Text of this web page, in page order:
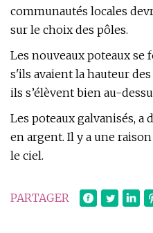
communautés locales
sur le choix des pôles.
Les nouveaux poteaux se
s'ils avaient la hauteur
ils s’élèvent bien au-
Les poteaux galvanisés, a
en argent. Il y a une
le ciel.
PARTAGER